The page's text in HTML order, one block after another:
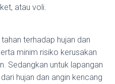
atau voli.
terhadap hujan dan
minim risiko kerusakan
Sedangkan untuk lapangan
hujan dan angin kencang